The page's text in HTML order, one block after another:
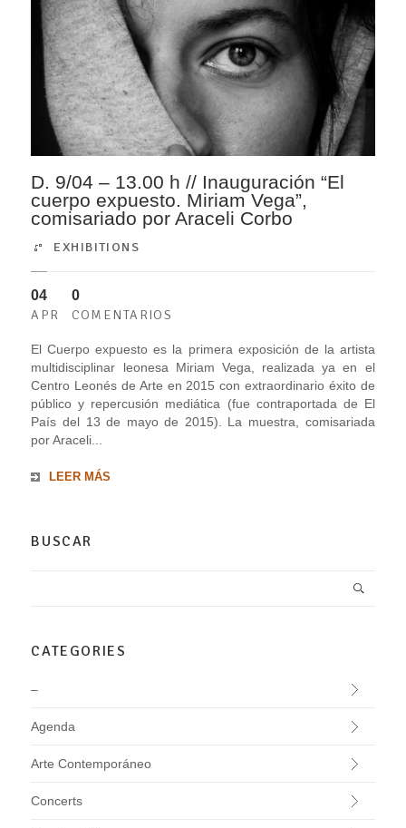
D. 9/04 – 13.00 h // Inauguración “El
cuerpo expuesto. Miriam Vega”,
comisariado por Araceli Corbo
EXHIBITIONS
04
APR
0
COMENTARIOS
El Cuerpo expuesto es la primera exposición de la artista
multidisciplinar leonesa Miriam Vega, realizada ya en el
Centro Leonés de Arte en 2015 con extraordinario éxito de
público y repercusión mediática (fue contraportada de El
País del 13 de mayo de 2015). La muestra, comisariada
por Araceli...
LEER MÁS
BUSCAR
CATEGORIES
–
Agenda
Arte Contemporáneo
Concerts